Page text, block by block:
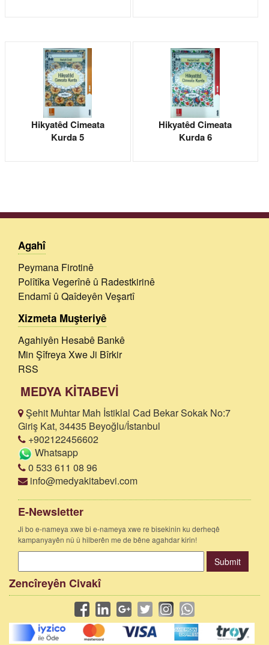
Hikyatêd Cimeata
Kurda 5
Hikyatêd Cimeata
Kurda 6
Agahî
Peymana Firotinê
Polîtîka Vegerînê û Radestkirinê
Endamî û Qaîdeyên Veşartî
Xizmeta Muşteriyê
Agahiyên Hesabê Bankê
Min Şîfreya Xwe Ji Bîrkir
RSS
MEDYA KİTABEVİ
Şehit Muhtar Mah İstiklal Cad Bekar Sokak No:7
Giriş Kat, 34435 Beyoğlu/İstanbul
+902122456602
Whatsapp
0 533 611 08 96
info@medyakitabevi.com
E-Newsletter
Ji bo e-nameya xwe bi e-nameya xwe re bisekinin ku derheqê
kampanyayên nû û hilberên me de bêne agahdar kirin!
Submit
Zencîreyên Civakî